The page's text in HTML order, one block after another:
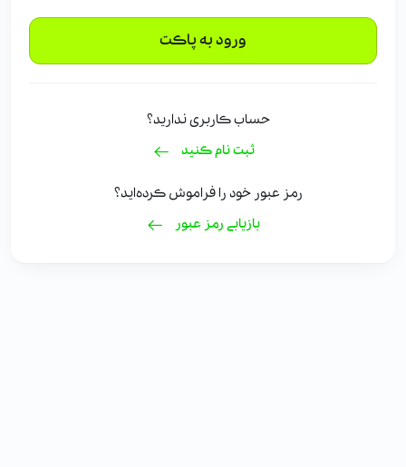
ورود به پاکت
حساب کاربری ندارید؟
ثبت نام کنید
رمز عبور خود را فراموش کرده‌اید؟
بازیابی رمز عبور